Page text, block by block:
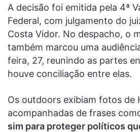
A decisão foi emitida pela 4ª
Federal, com julgamento do
Costa Vidor. No despacho, o
também marcou uma
feira, 27, reunindo as partes
houve conciliação entre elas.
Os outdoors exibiam fotos de
acompanhadas de frases
sim para proteger políticos